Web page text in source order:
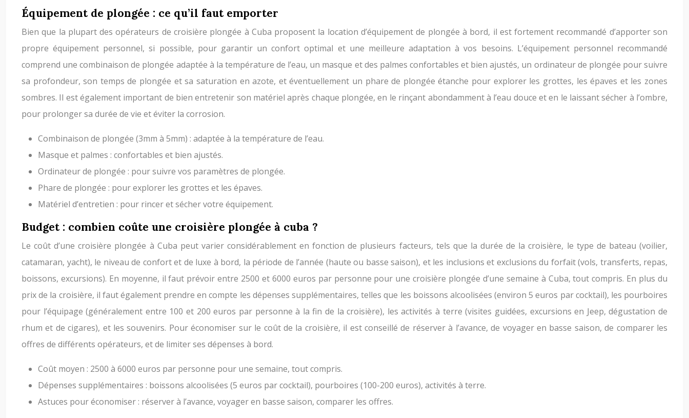
Équipement de plongée : ce qu’il faut emporter
Bien que la plupart des opérateurs de croisière plongée à Cuba proposent la location d’équipement de plongée à bord, il est fortement recommandé d’apporter son
propre équipement personnel, si possible, pour garantir un confort optimal et une meilleure adaptation à vos besoins. L’équipement personnel recommandé
comprend une combinaison de plongée adaptée à la température de l’eau, un masque et des palmes confortables et bien ajustés, un ordinateur de plongée pour suivre
sa profondeur, son temps de plongée et sa saturation en azote, et éventuellement un phare de plongée étanche pour explorer les grottes, les épaves et les zones
sombres. Il est également important de bien entretenir son matériel après chaque plongée, en le rinçant abondamment à l’eau douce et en le laissant sécher à l’ombre,
pour prolonger sa durée de vie et éviter la corrosion.
Combinaison de plongée (3mm à 5mm) : adaptée à la température de l’eau.
Masque et palmes : confortables et bien ajustés.
Ordinateur de plongée : pour suivre vos paramètres de plongée.
Phare de plongée : pour explorer les grottes et les épaves.
Matériel d’entretien : pour rincer et sécher votre équipement.
Budget : combien coûte une croisière plongée à cuba ?
Le coût d’une croisière plongée à Cuba peut varier considérablement en fonction de plusieurs facteurs, tels que la durée de la croisière, le type de bateau (voilier,
catamaran, yacht), le niveau de confort et de luxe à bord, la période de l’année (haute ou basse saison), et les inclusions et exclusions du forfait (vols, transferts, repas,
boissons, excursions). En moyenne, il faut prévoir entre 2500 et 6000 euros par personne pour une croisière plongée d’une semaine à Cuba, tout compris. En plus du
prix de la croisière, il faut également prendre en compte les dépenses supplémentaires, telles que les boissons alcoolisées (environ 5 euros par cocktail), les pourboires
pour l’équipage (généralement entre 100 et 200 euros par personne à la fin de la croisière), les activités à terre (visites guidées, excursions en Jeep, dégustation de
rhum et de cigares), et les souvenirs. Pour économiser sur le coût de la croisière, il est conseillé de réserver à l’avance, de voyager en basse saison, de comparer les
offres de différents opérateurs, et de limiter ses dépenses à bord.
Coût moyen : 2500 à 6000 euros par personne pour une semaine, tout compris.
Dépenses supplémentaires : boissons alcoolisées (5 euros par cocktail), pourboires (100-200 euros), activités à terre.
Astuces pour économiser : réserver à l’avance, voyager en basse saison, comparer les offres.